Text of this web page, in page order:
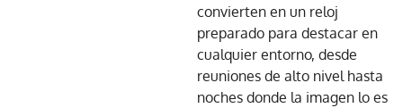
convierten en un reloj
preparado para destacar en
cualquier entorno, desde
reuniones de alto nivel hasta
noches donde la imagen lo es